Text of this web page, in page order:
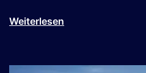
Weiterlesen